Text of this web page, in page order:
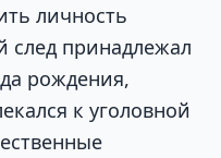
личность
след принадлежал
рождения,
к уголовной